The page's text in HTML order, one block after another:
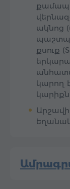
ակնոց
քսուք
կարող